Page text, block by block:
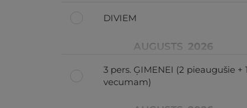
DIVIEM
AUGUSTS 2026
3 pers. ĢIMENEI (2 pieaugušie +
vecumam)